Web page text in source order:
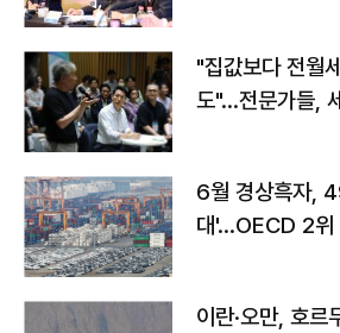
"집값보다 전월
도"…전문가들,
6월 경상흑자,
대'…OECD 2위
이란·오만, 호르